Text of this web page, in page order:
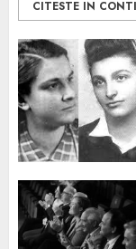
CITESTE IN